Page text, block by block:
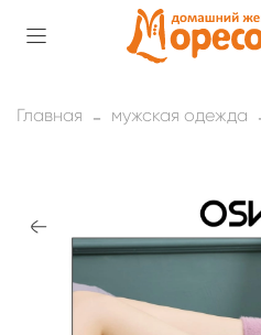
Главная мужская одежда